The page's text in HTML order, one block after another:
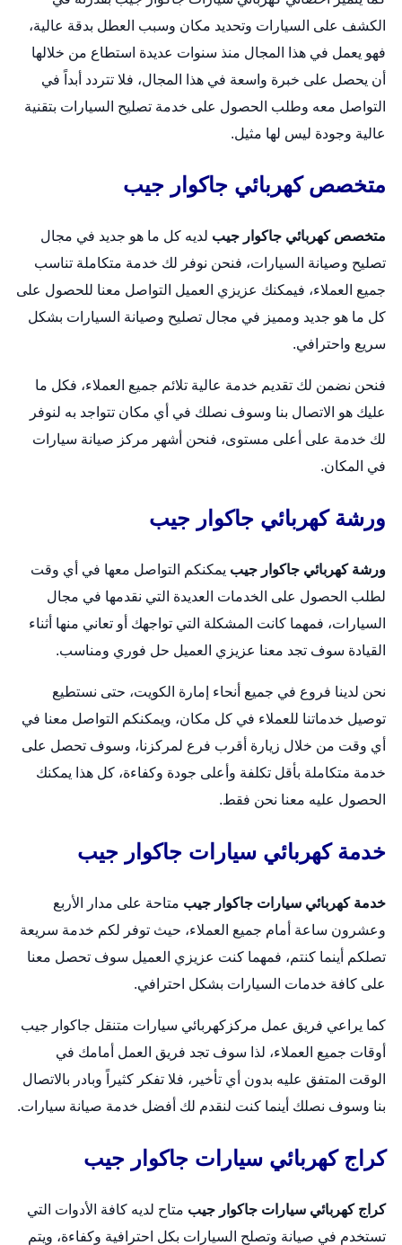
الكشف على السيارات وتحديد مكان وسبب العطل بدقة عالية،
فهو يعمل في هذا المجال منذ سنوات عديدة استطاع من خلالها
أن يحصل على خبرة واسعة في هذا المجال، فلا تتردد أبداً في
التواصل معه وطلب الحصول على خدمة تصليح السيارات بتقنية
عالية وجودة ليس لها مثيل.
متخصص كهربائي جاكوار جيب
متخصص كهربائي جاكوار جيب لديه كل ما هو جديد في مجال
تصليح وصيانة السيارات، فنحن نوفر لك خدمة متكاملة تناسب
جميع العملاء، فيمكنك عزيزي العميل التواصل معنا للحصول على
كل ما هو جديد ومميز في مجال تصليح وصيانة السيارات بشكل
سريع واحترافي.
فنحن نضمن لك تقديم خدمة عالية تلائم جميع العملاء، فكل ما
عليك هو الاتصال بنا وسوف نصلك في أي مكان تتواجد به لنوفر
لك خدمة على أعلى مستوى، فنحن أشهر مركز صيانة سيارات
في المكان.
ورشة كهربائي جاكوار جيب
ورشة كهربائي جاكوار جيب يمكنكم التواصل معها في أي وقت
لطلب الحصول على الخدمات العديدة التي نقدمها في مجال
السيارات، فمهما كانت المشكلة التي تواجهك أو تعاني منها أثناء
القيادة سوف تجد معنا عزيزي العميل حل فوري ومناسب.
نحن لدينا فروع في جميع أنحاء إمارة الكويت، حتى نستطيع
توصيل خدماتنا للعملاء في كل مكان، ويمكنكم التواصل معنا في
أي وقت من خلال زيارة أقرب فرع لمركزنا، وسوف تحصل على
خدمة متكاملة بأقل تكلفة وأعلى جودة وكفاءة، كل هذا يمكنك
الحصول عليه معنا نحن فقط.
خدمة كهربائي سيارات جاكوار جيب
خدمة كهربائي سيارات جاكوار جيب متاحة على مدار الأربع
وعشرون ساعة أمام جميع العملاء، حيث توفر لكم خدمة سريعة
تصلكم أينما كنتم، فمهما كنت عزيزي العميل سوف تحصل معنا
على كافة خدمات السيارات بشكل احترافي.
كما يراعي فريق عمل مركز كهربائي سيارات متنقل جاكوار جيب
أوقات جميع العملاء، لذا سوف تجد فريق العمل أمامك في
الوقت المتفق عليه بدون أي تأخير، فلا تفكر كثيراً وبادر بالاتصال
بنا وسوف نصلك أينما كنت لنقدم لك أفضل خدمة صيانة سيارات.
كراج كهربائي سيارات جاكوار جيب
كراج كهربائي سيارات جاكوار جيب متاح لديه كافة الأدوات التي
تستخدم في صيانة وتصلح السيارات بكل احترافية وكفاءة، ويتم